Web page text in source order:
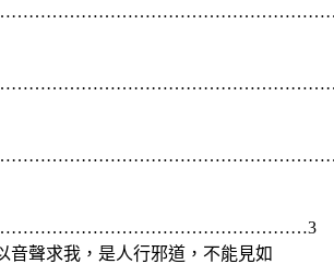
音聲求我，是人行邪道，不能見如